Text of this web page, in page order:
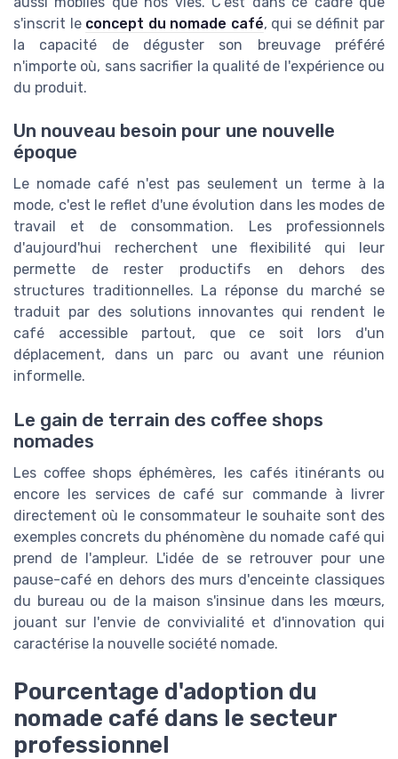
s'inscrit le concept du nomade café, qui se définit par
la capacité de déguster son breuvage préféré
n'importe où, sans sacrifier la qualité de l'expérience ou
du produit.
Un nouveau besoin pour une nouvelle
époque
Le nomade café n'est pas seulement un terme à la
mode, c'est le reflet d'une évolution dans les modes de
travail et de consommation. Les professionnels
d'aujourd'hui recherchent une flexibilité qui leur
permette de rester productifs en dehors des
structures traditionnelles. La réponse du marché se
traduit par des solutions innovantes qui rendent le
café accessible partout, que ce soit lors d'un
déplacement, dans un parc ou avant une réunion
informelle.
Le gain de terrain des coffee shops
nomades
Les coffee shops éphémères, les cafés itinérants ou
encore les services de café sur commande à livrer
directement où le consommateur le souhaite sont des
exemples concrets du phénomène du nomade café qui
prend de l'ampleur. L'idée de se retrouver pour une
pause-café en dehors des murs d'enceinte classiques
du bureau ou de la maison s'insinue dans les mœurs,
jouant sur l'envie de convivialité et d'innovation qui
caractérise la nouvelle société nomade.
Pourcentage d'adoption du
nomade café dans le secteur
professionnel